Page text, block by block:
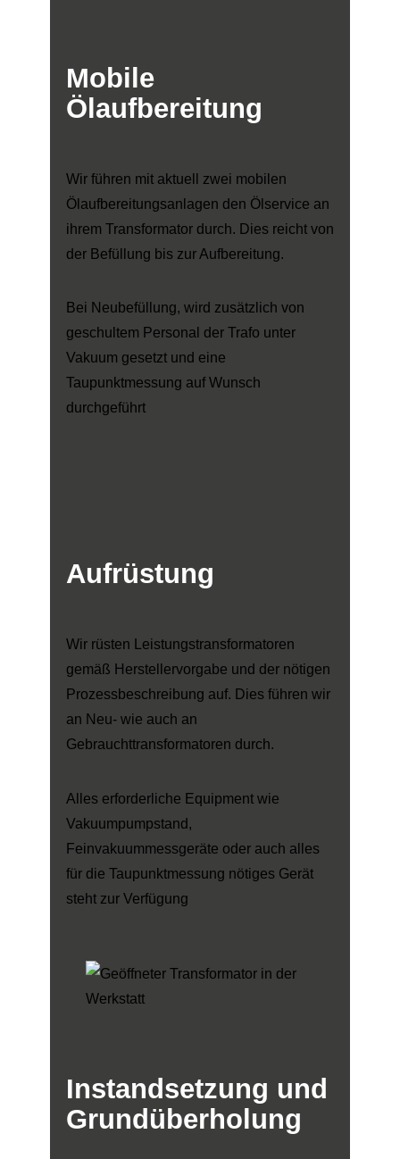
Mobile
Ölaufbereitung
Wir führen mit aktuell zwei mobilen
Ölaufbereitungsanlagen den Ölservice an
ihrem Transformator durch. Dies reicht von
der Befüllung bis zur Aufbereitung.
Bei Neubefüllung, wird zusätzlich von
geschultem Personal der Trafo unter
Vakuum gesetzt und eine
Taupunktmessung auf Wunsch
durchgeführt
Aufrüstung
Wir rüsten Leistungstransformatoren
gemäß Herstellervorgabe und der nötigen
Prozessbeschreibung auf. Dies führen wir
an Neu- wie auch an
Gebrauchttransformatoren durch.
Alles erforderliche Equipment wie
Vakuumpumpstand,
Feinvakuummessgeräte oder auch alles
für die Taupunktmessung nötiges Gerät
steht zur Verfügung
Instandsetzung und
Grundüberholung